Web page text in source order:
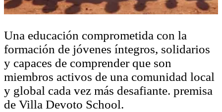
Una educación comprometida con la
formación de jóvenes íntegros, solidarios
y capaces de comprender que son
miembros activos de una comunidad local
y global cada vez más desafiante. premisa
de Villa Devoto School.